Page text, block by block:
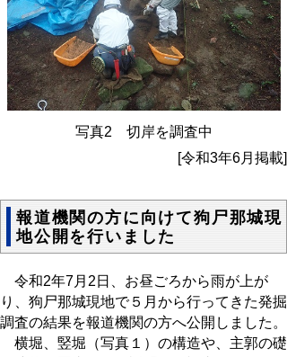
写真2 切岸を調査中
[令和3年6月掲載]
報道機関の方に向けて狗尸那城現
地公開を行いました
令和2年7月2日、お昼ごろから雨が上が
り、狗尸那城現地で５月から行ってきた発掘
調査の結果を報道機関の方へ公開しました。
横堀、竪堀（写真１）の構造や、主郭の礎